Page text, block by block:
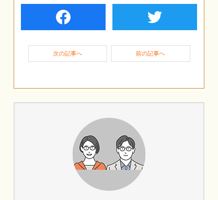
facebook twiter
次の記事へ 前の記事へ